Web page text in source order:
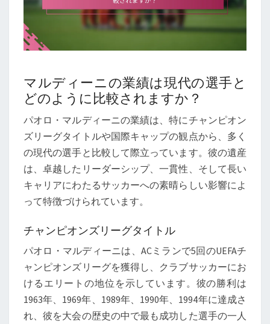
マルディーニの業績は現代の選手と
どのように比較されますか？
パオロ・マルディーニの業績は、特にチャンピオン
ズリーグタイトルや国際キャップの観点から、多く
の現代の選手と比較して際立っています。彼の遺産
は、卓越したリーダーシップ、一貫性、そして長い
キャリアにわたるサッカーへの素晴らしい影響によ
って特徴づけられています。
チャンピオンズリーグタイトル
パオロ・マルディーニは、ACミランで5回のUEFAチ
ャンピオンズリーグを獲得し、クラブサッカーにお
けるエリートの地位を示しています。彼の勝利は
1963年、1969年、1989年、1990年、1994年に達成さ
れ、彼を大会の歴史の中で最も成功した選手の一人